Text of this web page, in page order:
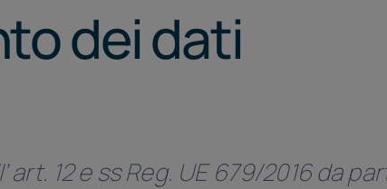
dei dati
art. 12 e ss Reg. UE 679/2016 da